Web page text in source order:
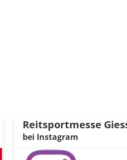
Reitsportmesse
bei Instagram